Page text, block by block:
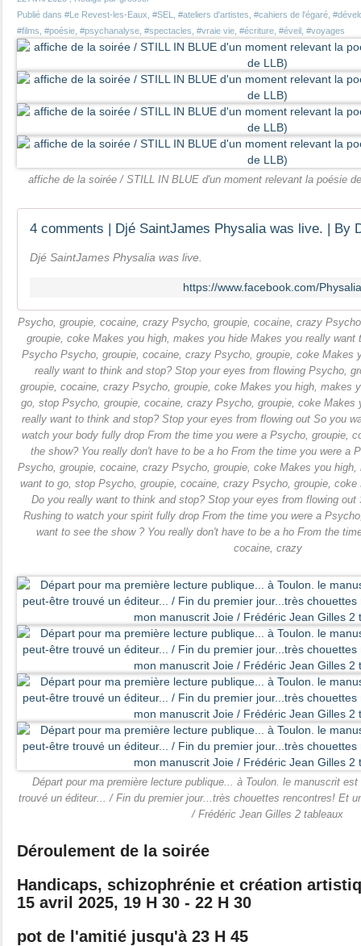
Publié dans #Le Revest-les-Eaux #SEL #ateliers d'artistes #cahiers de l'égaré
#films #poésie #psychanalyse #spectacles #vraie vie #écriture #éveil #voyages
affiche de la soirée / STILL IN BLUE d'un moment relevant la poésie
Djé SaintJames Physalia was live.
https://www.facebook.com/
Psycho, groupie, cocaine, crazy Psycho, groupie, cocaine, crazy
groupie, coke Makes you high, makes you hide Makes you really
Psycho Psycho, groupie, cocaine, crazy Psycho, groupie, coke Makes
really want to think and stop? Stop your eyes from flowing Psycho,
groupie, cocaine, crazy Psycho, groupie, coke Makes you high, makes
go, stop Psycho, groupie, cocaine, crazy Psycho, groupie, coke Makes
really want to think and stop? Stop your eyes from flowing out So you
watch your body fully drop From the time you were a Psycho, groupie,
the show? You really don't have to be a ho From the time you were a
Psycho, groupie, cocaine, crazy Psycho, groupie, coke Makes you
want to go, stop Psycho, groupie, cocaine, crazy Psycho, groupie,
Do you really want to think and stop? Stop your eyes from flowing
Rushing to watch your spirit fully drop From the time you were a
want to see the show ? You really don't have to be a ho From the
cocaine, crazy
Départ pour ma première lecture publique... à Toulon. le manuscrit
trouvé un éditeur... / Fin du premier jour...très chouettes rencontres! Et
/ Frédéric Jean Gilles 2 tableaux
Déroulement de la soirée
Handicaps, schizophrénie et création
15 avril 2025, 19 H 30 - 22 H 30
pot de l'amitié jusqu'à 23 H 45